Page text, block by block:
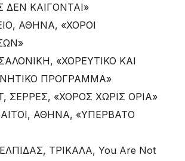
ΔΕΝ ΚΑΙΓΟΝΤΑΙ»
ΑΘΗΝΑ, «ΧΟΡΟΙ
«ΧΟΡΕΥΤΙΚΟ ΚΑΙ
ΠΡΟΓΡΑΜΜΑ»
ΣΕΡΡΕΣ, «ΧΟΡΟΣ ΧΩΡΙΣ ΟΡΙΑ»
ΑΘΗΝΑ, «ΥΠΕΡΒΑΤΟ
ΤΡΙΚΑΛΑ, You Are Not